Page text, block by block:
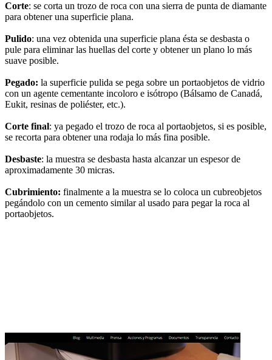
Corte: se corta un trozo de roca con una sierra de punta de diamante
para obtener una superficie plana.
Pulido: una vez obtenida una superficie plana ésta se desbasta o
pule para eliminar las huellas del corte y obtener un plano lo más
suave posible.
Pegado: la superficie pulida se pega sobre un portaobjetos de vidrio
con un agente cementante incoloro e isótropo (Bálsamo de Canadá,
Eukit, resinas de poliéster, etc.).
Corte final: ya pegado el trozo de roca al portaobjetos, si es posible,
se recorta para obtener una rodaja lo más fina posible.
Desbaste: la muestra se desbasta hasta alcanzar un espesor de
aproximadamente 30 micras.
Cubrimiento: finalmente a la muestra se lo coloca un cubreobjetos
pegándolo con un cemento similar al usado para pegar la roca al
portaobjetos.